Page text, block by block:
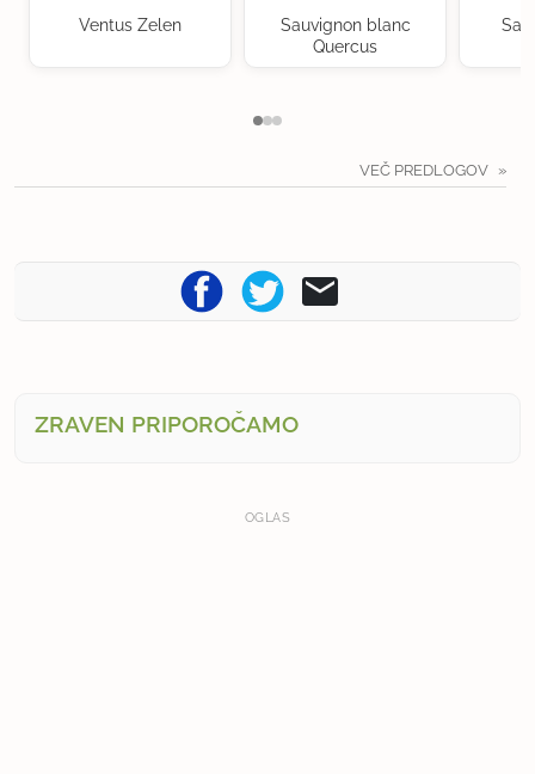
Ventus Zelen
Sauvignon blanc
Quercus
VEČ PREDLOGOV
ZRAVEN PRIPOROČAMO
OGLAS